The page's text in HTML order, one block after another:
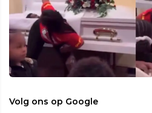
Volg ons op Google